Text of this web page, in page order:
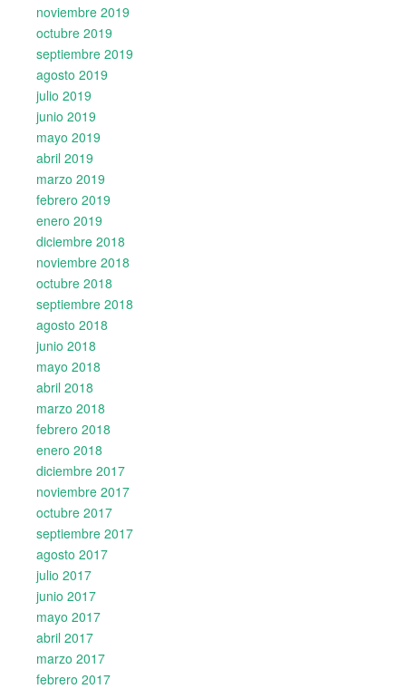
noviembre 2019
octubre 2019
septiembre 2019
agosto 2019
julio 2019
junio 2019
mayo 2019
abril 2019
marzo 2019
febrero 2019
enero 2019
diciembre 2018
noviembre 2018
octubre 2018
septiembre 2018
agosto 2018
junio 2018
mayo 2018
abril 2018
marzo 2018
febrero 2018
enero 2018
diciembre 2017
noviembre 2017
octubre 2017
septiembre 2017
agosto 2017
julio 2017
junio 2017
mayo 2017
abril 2017
marzo 2017
febrero 2017